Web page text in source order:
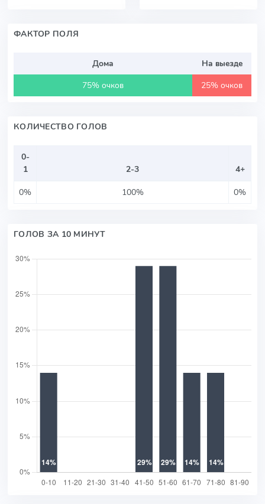
ФАКТОР ПОЛЯ
Дома
На выезде
75% очков
25% очков
КОЛИЧЕСТВО ГОЛОВ
0-
1
2-3
4+
0%
100% 0%
ГОЛОВ ЗА 10 МИНУТ